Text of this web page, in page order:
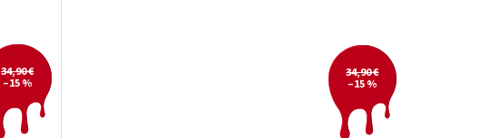
34,90 €
–15 %
34,90 €
–15 %